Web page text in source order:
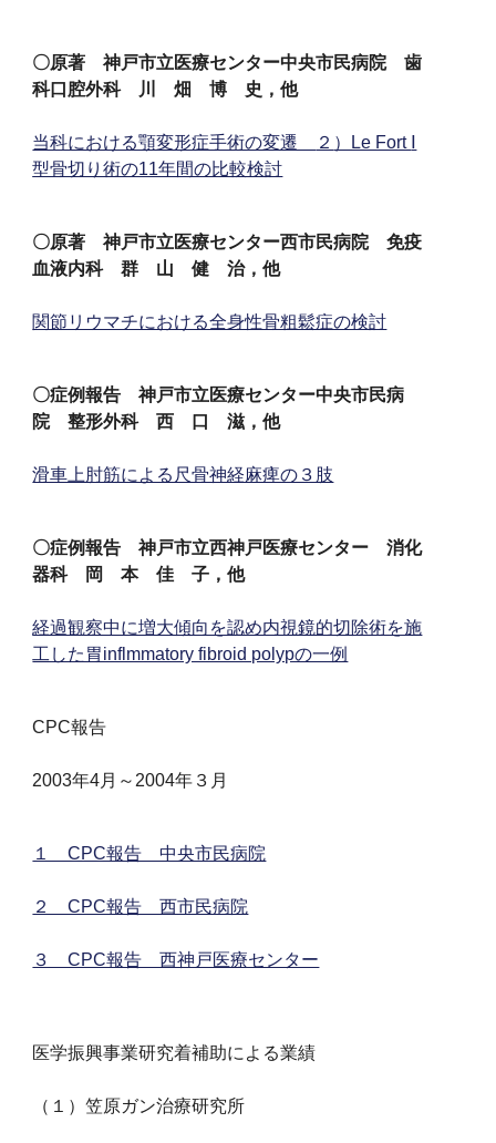
〇原著 神戸市立医療センター中央市民病院 歯
科口腔外科 川 畑 博 史，他
当科における顎変形症手術の変遷 ２ ）Le Fort
型骨切り術の11年間の比較検討
〇原著 神戸市立医療センター西市民病院 免疫
血液内科 群 山 健 治，他
関節リウマチにおける全身性骨粗鬆症の検討
〇症例報告 神戸市立医療センター中央市民病
院 整形外科 西 口 滋，他
滑車上肘筋による尺骨神経麻痺の３肢
〇症例報告 神戸市立西神戸医療センター 消化
器科 岡 本 佳 子，他
経過観察中に増大傾向を認め内視鏡的切除術を施
工した胃inflmmatory fibroid polypの一例
CPC報告
2003年4月～2004年３月
１ CPC報告 中央市民病院
２ CPC報告 西市民病院
３ CPC報告 西神戸医療センター
医学振興事業研究着補助による業績
（１）笠原ガン治療研究所